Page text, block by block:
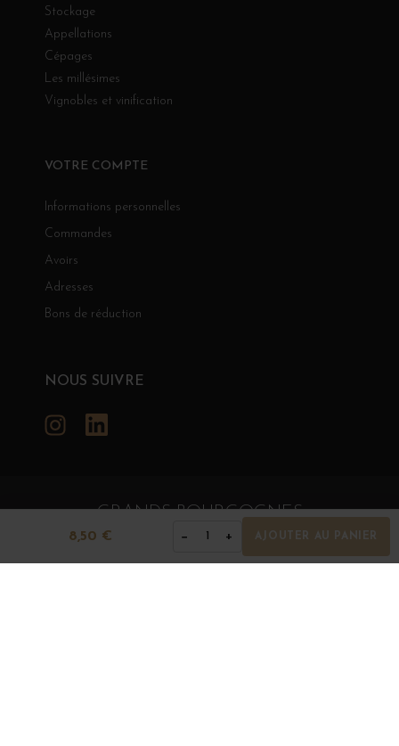
8,50 € − 1 + AJOUTER AU PANIER
Stockage
Appellations
Cépages
Les millésimes
Vignobles et vinification
VOTRE COMPTE
Informations personnelles
Commandes
Avoirs
Adresses
Bons de réduction
NOUS SUIVRE
Instagram
GRANDS BOURGOGNES
© Grands Bourgognes 2026